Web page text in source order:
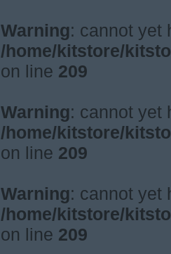
Warning: cannot yet
/home/kitstore/
on line 209
Warning: cannot yet
/home/kitstore/
on line 209
Warning: cannot yet
/home/kitstore/
on line 209